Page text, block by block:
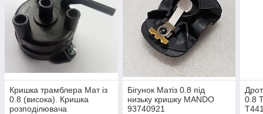
Кришка трамблера Мат із
0.8 (висока). Кришка
розподілювача
Бігунок Матіз 0.8 під
низьку кришку MANDO
93740921
0.8